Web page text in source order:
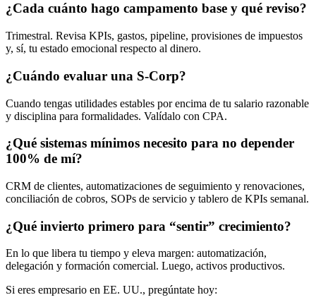
¿Cada cuánto hago campamento base y qué reviso?
Trimestral. Revisa KPIs, gastos, pipeline, provisiones de impuestos
y, sí, tu estado emocional respecto al dinero.
¿Cuándo evaluar una S-Corp?
Cuando tengas utilidades estables por encima de tu salario razonable
y disciplina para formalidades. Valídalo con CPA.
¿Qué sistemas mínimos necesito para no depender
100% de mí?
CRM de clientes, automatizaciones de seguimiento y renovaciones,
conciliación de cobros, SOPs de servicio y tablero de KPIs semanal.
¿Qué invierto primero para “sentir” crecimiento?
En lo que libera tu tiempo y eleva margen: automatización,
delegación y formación comercial. Luego, activos productivos.
Si eres empresario en EE. UU., pregúntate hoy: